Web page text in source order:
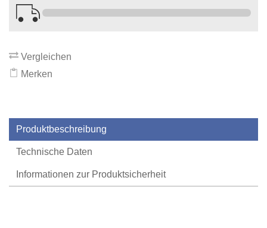
Vergleichen
Merken
Produktbeschreibung
Technische Daten
Informationen zur Produktsicherheit